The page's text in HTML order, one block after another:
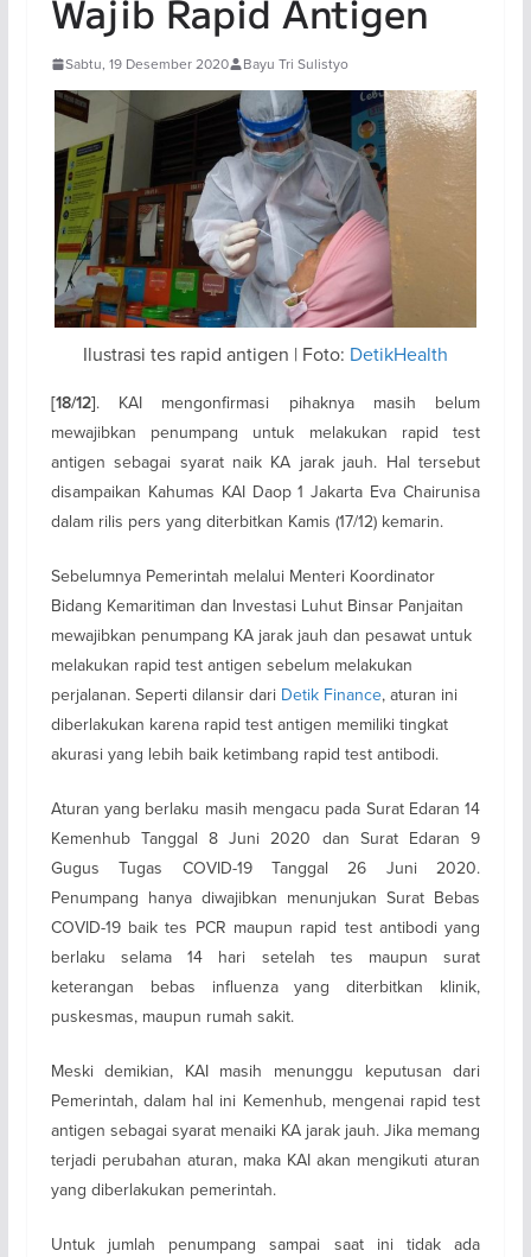
Wajib Rapid Antigen
Sabtu, 19 Desember 2020 Bayu Tri Sulistyo
Ilustrasi tes rapid antigen | Foto: DetikHealth
[18/12]. KAI mengonfirmasi pihaknya masih belum
mewajibkan penumpang untuk melakukan rapid test
antigen sebagai syarat naik KA jarak jauh. Hal tersebut
disampaikan Kahumas KAI Daop 1 Jakarta Eva Chairunisa
dalam rilis pers yang diterbitkan Kamis (17/12) kemarin.
Sebelumnya Pemerintah melalui Menteri Koordinator
Bidang Kemaritiman dan Investasi Luhut Binsar Panjaitan
mewajibkan penumpang KA jarak jauh dan pesawat untuk
melakukan rapid test antigen sebelum melakukan
perjalanan. Seperti dilansir dari Detik Finance, aturan ini
diberlakukan karena rapid test antigen memiliki tingkat
akurasi yang lebih baik ketimbang rapid test antibodi.
Aturan yang berlaku masih mengacu pada Surat Edaran 14
Kemenhub Tanggal 8 Juni 2020 dan Surat Edaran 9
Gugus Tugas COVID-19 Tanggal 26 Juni 2020.
Penumpang hanya diwajibkan menunjukan Surat Bebas
COVID-19 baik tes PCR maupun rapid test antibodi yang
berlaku selama 14 hari setelah tes maupun surat
keterangan bebas influenza yang diterbitkan klinik,
puskesmas, maupun rumah sakit.
Meski demikian, KAI masih menunggu keputusan dari
Pemerintah, dalam hal ini Kemenhub, mengenai rapid test
antigen sebagai syarat menaiki KA jarak jauh. Jika memang
terjadi perubahan aturan, maka KAI akan mengikuti aturan
yang diberlakukan pemerintah.
Untuk jumlah penumpang sampai saat ini tidak ada